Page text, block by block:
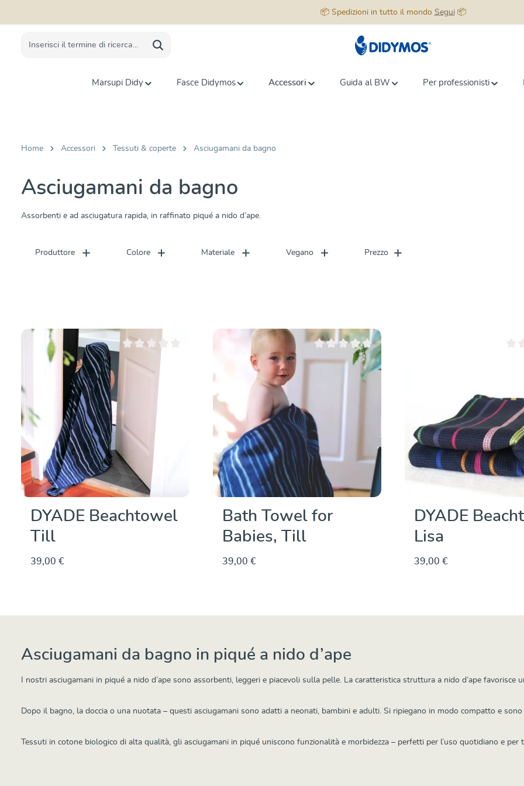
📦 Spedizioni in tutto il mondo Segui📦
Marsupi Didy Fasce Didymos Accessori Guida al BW Per professionisti
Home Accessori Tessuti & coperte Asciugamani da bagno
Asciugamani da bagno
Assorbenti e ad asciugatura rapida, in raffinato piqué a nido d’ape.
Produttore Colore Materiale Vegano Prezzo
DYADE Beachtowel
Till
39,00 €
Valutazione media di 0 su 5 stelle
Bath Towel for
Babies, Till
39,00 €
DYADE
Lisa
39,00 €
Asciugamani da bagno in piqué a nido d’ape
I nostri asciugamani in piqué a nido d’ape sono assorbenti, leggeri e piacevoli sulla pelle. La caratteristica struttura a nido d’ape
Dopo il bagno, la doccia o una nuotata – questi asciugamani sono adatti a neonati, bambini e adulti. Si ripiegano in modo compatto e sono
Tessuti in cotone biologico di alta qualità, gli asciugamani in piqué uniscono funzionalità e morbidezza – perfetti per l’uso quotidiano e per